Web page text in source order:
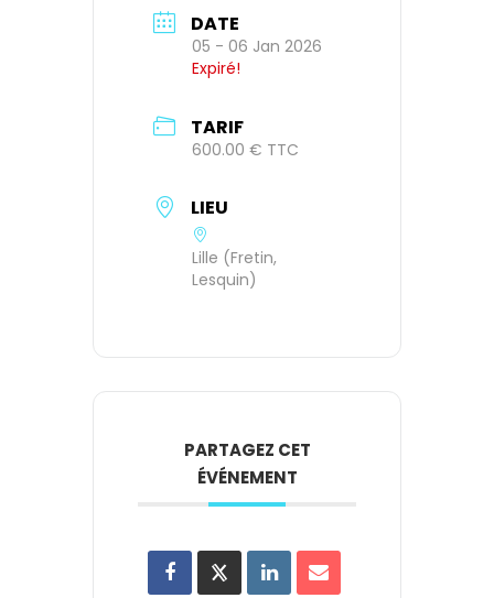
DATE
05 - 06 Jan 2026
Expiré!
TARIF
600.00 € TTC
LIEU
Lille (Fretin,
Lesquin)
PARTAGEZ CET
ÉVÉNEMENT